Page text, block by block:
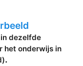
dezelfde
het onderwijs in
.